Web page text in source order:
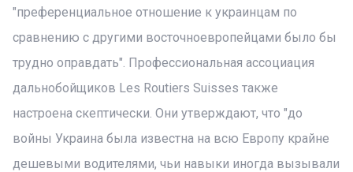
"преференциальное отношение к украинцам по
сравнению с другими восточноевропейцами было бы
трудно оправдать". Профессиональная ассоциация
дальнобойщиков Les Routiers Suisses также
настроена скептически. Они утверждают, что "до
войны Украина была известна на всю Европу крайне
дешевыми водителями, чьи навыки иногда вызывали